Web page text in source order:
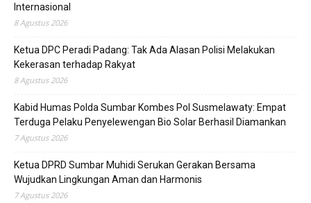
Internasional
8 Agustus 2026
Ketua DPC Peradi Padang: Tak Ada Alasan Polisi Melakukan
Kekerasan terhadap Rakyat
8 Agustus 2026
Kabid Humas Polda Sumbar Kombes Pol Susmelawaty: Empat
Terduga Pelaku Penyelewengan Bio Solar Berhasil Diamankan
7 Agustus 2026
Ketua DPRD Sumbar Muhidi Serukan Gerakan Bersama
Wujudkan Lingkungan Aman dan Harmonis
7 Agustus 2026